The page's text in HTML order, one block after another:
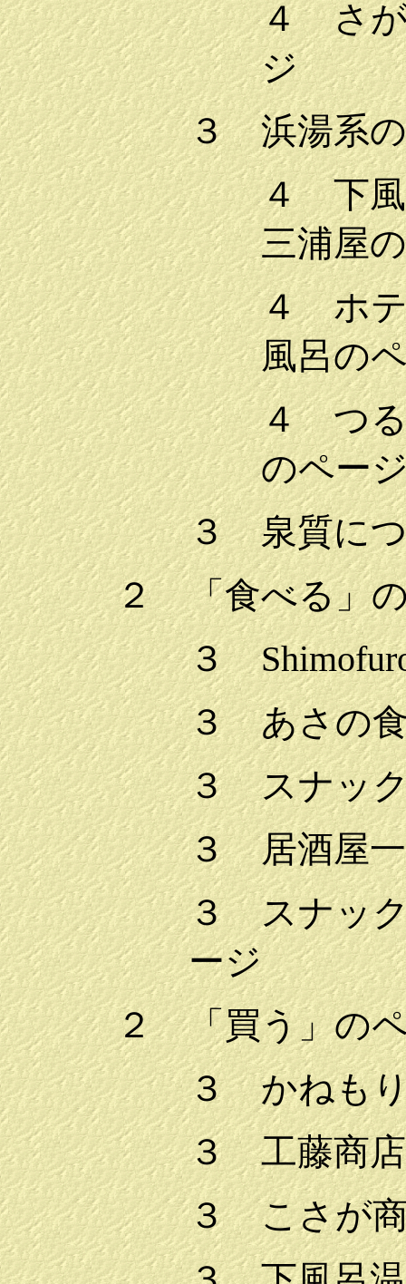
４ さが
ジ
３ 浜湯系
４ 下風
三浦屋
４ ホテ
風呂の
４ つる
のペー
３ 泉質に
２ 「食べる」
３
３ あさの
３ スナッ
３ 居酒屋
３ スナッ
ージ
２ 「買う」の
３ かねも
３ 工藤商
３ こさが